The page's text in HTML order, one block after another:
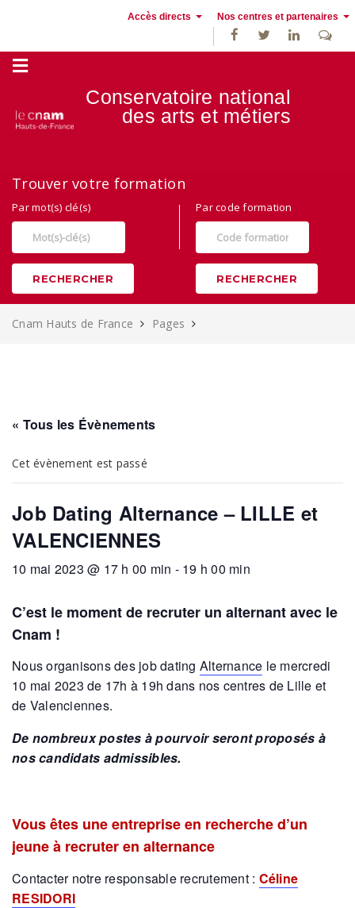
Accès directs Nos centres et partenaires
France
Conservatoire national
des arts et métiers
Trouver votre formation
Par mot(s) clé(s)
RECHERCHER
Par code formation
RECHERCHER
Cnam Hauts de France Pages
« Tous les Évènements
Cet évènement est passé
Job Dating Alternance – LILLE et
VALENCIENNES
10 mai 2023 @ 17 h 00 min - 19 h 00 min
C’est le moment de recruter un alternant avec le
Cnam !
Nous organisons des job dating Alternance le mercredi
10 mai 2023 de 17h à 19h dans nos centres de Lille et
de Valenciennes.
De nombreux postes à pourvoir seront proposés à
nos candidats admissibles.
Vous êtes une entreprise en recherche d’un
jeune à recruter en alternance
Contacter notre responsable recrutement : Céline
RESIDORI